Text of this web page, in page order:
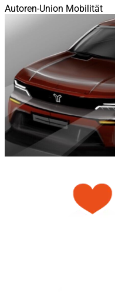
Autoren-Union Mobilität